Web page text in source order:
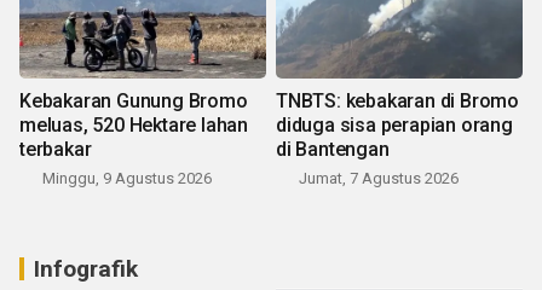
Kebakaran Gunung Bromo
meluas, 520 Hektare lahan
terbakar
Minggu, 9 Agustus 2026
TNBTS: kebakaran di Bromo
diduga sisa perapian orang
di Bantengan
Jumat, 7 Agustus 2026
Infografik